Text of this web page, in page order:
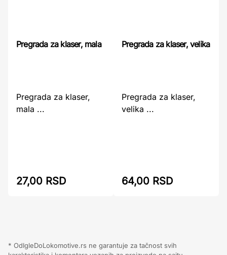
Pregrada za klaser, mala
Pregrada za klaser,
mala ...
27,00 RSD
Pregrada za klaser, velika
Pregrada za klaser,
velika ...
64,00 RSD
* OdIgleDoLokomotive.rs ne garantuje za tačnost svih